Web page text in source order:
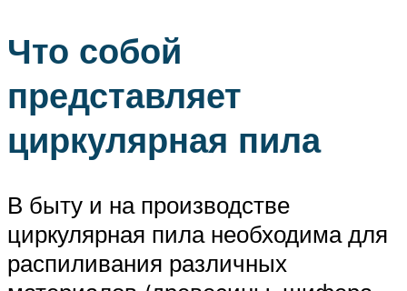
Что собой
представляет
циркулярная пила
В быту и на производстве
циркулярная пила необходима для
распиливания различных